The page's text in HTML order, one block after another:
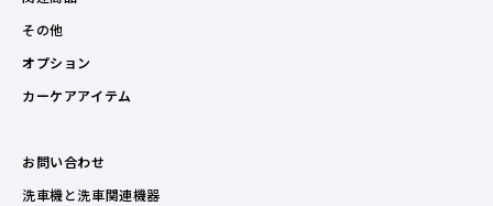
その他
オプション
カーケアアイテム
お問い合わせ
洗車機と洗車関連機器